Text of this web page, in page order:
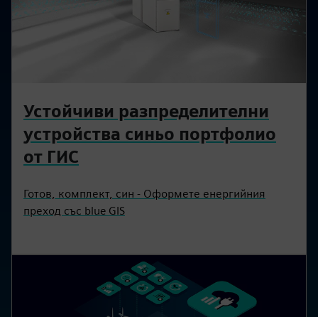
Устойчиви разпределителни
устройства синьо портфолио
от ГИС
Готов, комплект, син - Оформете енергийния
преход със blue GIS